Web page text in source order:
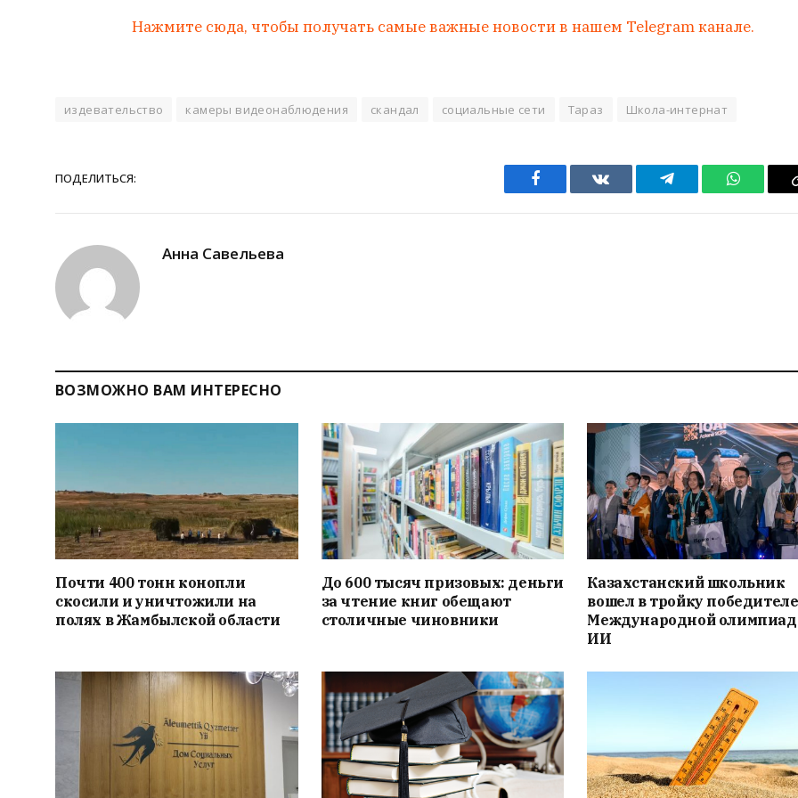
Нажмите сюда, чтобы получать самые важные новости в нашем Telegram канале.
издевательство камеры видеонаблюдения скандал социальные сети Тараз Школа-интернат
ПОДЕЛИТЬСЯ:
Facebook VKontakteTelegram
Анна Савельева
ВОЗМОЖНО ВАМ ИНТЕРЕСНО
Почти 400 тонн конопли
скосили и уничтожили на
полях в Жамбылской области
До 600 тысяч призовых: деньги
за чтение книг обещают
столичные чиновники
Казахстанский школьник
вошел в тройку
Международной
ИИ